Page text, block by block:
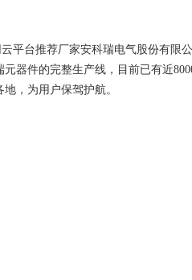
平台推荐厂家安科瑞电气股份有限
元器件的完整生产线，目前已有近
，为用户保驾护航。